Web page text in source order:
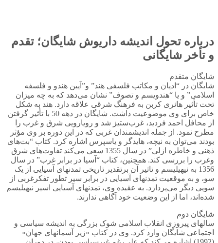
درباره تحول اندیشه داریوش شایگان؛ تقدم
و تأخر شایگانی
شایگان متقدم
شایگان در “ادیان و مکاتب فلسفی هند” و”آیین هندو و فلسفه
اسلامی” و یا “هندویسم و تصوف” نشان می‌دهد که به چه میزان
تحت تأثیر هانری کربن به فرهنگ شرقی علاقه دارد. هند به شکل
خاص برای وی موضوعیت داشت. شایگان در دهه 50 با تأثیر گرفتن
از محافل احمد فردید، غرب‌ستیز شد و رویارویی شرق و غرب را
مطرح نمود. از جمله اندیشمندان غربی که در این دوره بر وی مؤثر
بودند می‌توان به نیچه، هایدگر و یاسپرس اشاره کرد. کتاب “بت‌های
ذهنی و خاطره ازلی‌” در سال 1355 سعی می‌کند تفاوت‌های شرق
وغرب را بررسی کند. همچنین، کتاب “آسیا در برابر غرب” در سال
1356 به نیهیلیسم و تاثیر آن برتقدیر تاریخی تمدنهای آسیایی از یک
سو، و به موقعیت تمدنهای آسیایی در برابر سیر تطور تفکرغربی از
سویی دیگر می‌پردازد. به عقیده وی، تمدنهای آسیایی اسیر نیهیلیسم
شده‌اند، اما از این وضعیت خود آگاهی ندارند.
شایگان دوم
سالهای پیروزی انقلاب اسلامی شوک بزرگی به اندیشه سیاسی و
اجتماعی شایگان وارد کرد. وی در کتاب «زیر آسمانهای جهان»